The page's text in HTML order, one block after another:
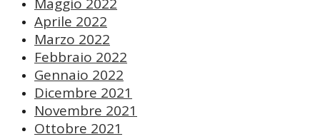
Maggio 2022
Aprile 2022
Marzo 2022
Febbraio 2022
Gennaio 2022
Dicembre 2021
Novembre 2021
Ottobre 2021